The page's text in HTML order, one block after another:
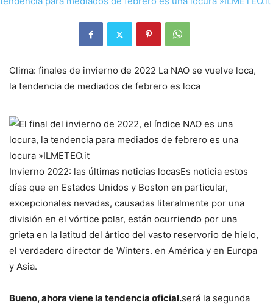
Clima: finales de invierno de 2022 La NAO se vuelve loca,
la tendencia de mediados de febrero es loca
Invierno 2022: las últimas noticias locasEs noticia estos
días que en Estados Unidos y Boston en particular,
excepcionales nevadas, causadas literalmente por una
división en el vórtice polar, están ocurriendo por una
grieta en la latitud del ártico del vasto reservorio de hielo,
el verdadero director de Winters. en América y en Europa
y Asia.
Bueno, ahora viene la tendencia oficial.será la segunda